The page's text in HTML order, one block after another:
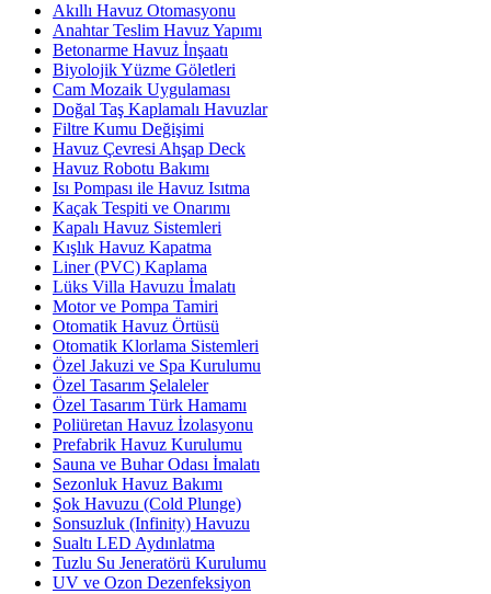
Akıllı Havuz Otomasyonu
Anahtar Teslim Havuz Yapımı
Betonarme Havuz İnşaatı
Biyolojik Yüzme Göletleri
Cam Mozaik Uygulaması
Doğal Taş Kaplamalı Havuzlar
Filtre Kumu Değişimi
Havuz Çevresi Ahşap Deck
Havuz Robotu Bakımı
Isı Pompası ile Havuz Isıtma
Kaçak Tespiti ve Onarımı
Kapalı Havuz Sistemleri
Kışlık Havuz Kapatma
Liner (PVC) Kaplama
Lüks Villa Havuzu İmalatı
Motor ve Pompa Tamiri
Otomatik Havuz Örtüsü
Otomatik Klorlama Sistemleri
Özel Jakuzi ve Spa Kurulumu
Özel Tasarım Şelaleler
Özel Tasarım Türk Hamamı
Poliüretan Havuz İzolasyonu
Prefabrik Havuz Kurulumu
Sauna ve Buhar Odası İmalatı
Sezonluk Havuz Bakımı
Şok Havuzu (Cold Plunge)
Sonsuzluk (Infinity) Havuzu
Sualtı LED Aydınlatma
Tuzlu Su Jeneratörü Kurulumu
UV ve Ozon Dezenfeksiyon